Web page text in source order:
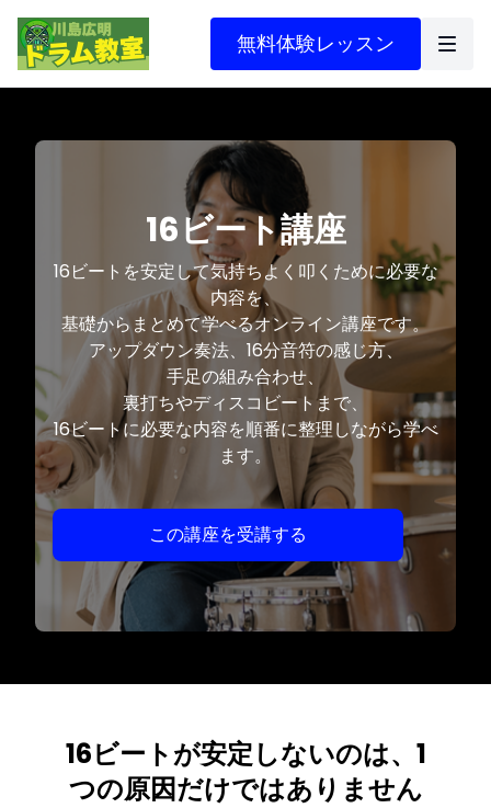
無料体験レッスン
16ビート講座
16ビートを安定して気持ちよく叩くために必要な
内容を、
基礎からまとめて学べるオンライン講座です。
アップダウン奏法、16分音符の感じ方、
手足の組み合わせ、
裏打ちやディスコビートまで、
16ビートに必要な内容を順番に整理しながら学べ
ます。
この講座を受講する
16ビートが安定しないのは、1
つの原因だけではありません